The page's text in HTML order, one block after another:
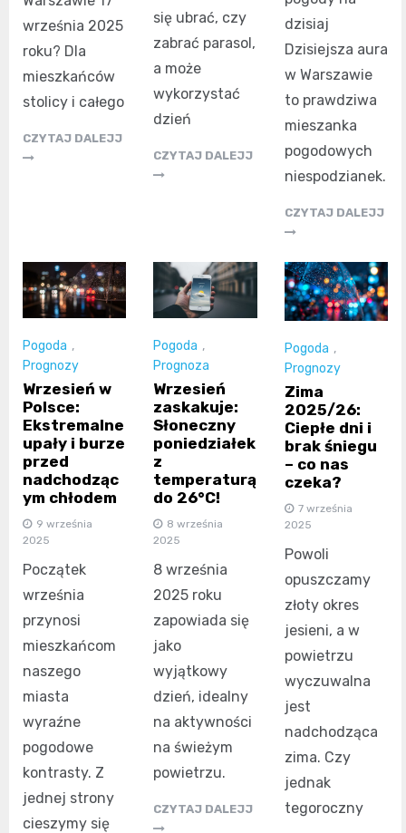
września 2025
roku? Dla
mieszkańców
stolicy i całego
CZYTAJ DALEJJ
się ubrać, czy
zabrać parasol,
a może
wykorzystać
dzień
CZYTAJ DALEJJ
dzisiaj
Dzisiejsza aura
w Warszawie
to prawdziwa
mieszanka
pogodowych
niespodzianek.
CZYTAJ DALEJJ
Pogoda ,
Prognozy
Wrzesień w
Polsce:
Ekstremalne
upały i burze
przed
nadchodząc
ym chłodem
9 września
2025
Początek
września
przynosi
mieszkańcom
naszego
miasta
wyraźne
pogodowe
kontrasty. Z
jednej strony
cieszymy się
Pogoda ,
Prognoza
Wrzesień
zaskakuje:
Słoneczny
poniedziałek
z
temperaturą
do 26°C!
8 września
2025
8 września
2025 roku
zapowiada się
jako
wyjątkowy
dzień, idealny
na aktywności
na świeżym
powietrzu.
CZYTAJ DALEJJ
Pogoda ,
Prognozy
Zima
2025/26:
Ciepłe dni i
brak śniegu
– co nas
czeka?
7 września
2025
Powoli
opuszczamy
złoty okres
jesieni, a w
powietrzu
wyczuwalna
jest
nadchodząca
zima. Czy
jednak
tegoroczny